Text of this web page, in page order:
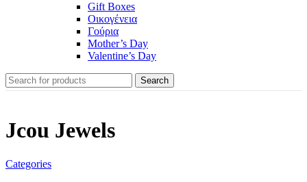
Gift Boxes
Οικογένεια
Γούρια
Mother’s Day
Valentine’s Day
Search
Jcou Jewels
Categories